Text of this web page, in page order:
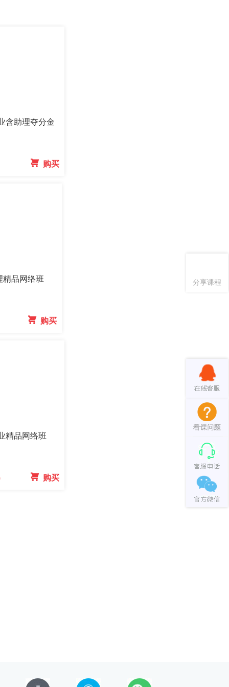
分享课程
含助理夺分金
 购买
精品网络班
 购买
精品网络班
 购买